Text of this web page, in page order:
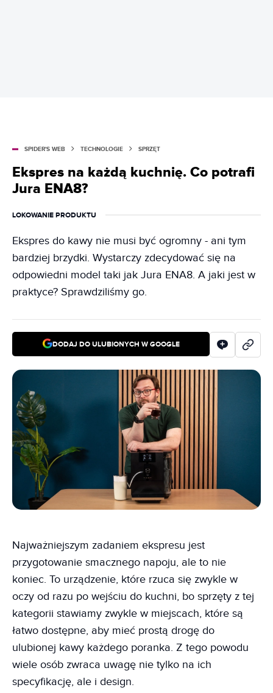
SPIDER'S WEB TECHNOLOGIE SPRZĘT
Ekspres na każdą kuchnię. Co potrafi
Jura ENA8?
LOKOWANIE PRODUKTU
Ekspres do kawy nie musi być ogromny - ani tym
bardziej brzydki. Wystarczy zdecydować się na
odpowiedni model taki jak Jura ENA8. A jaki jest w
praktyce? Sprawdziliśmy go.
DODAJ DO ULUBIONYCH W GOOGLE
Najważniejszym zadaniem ekspresu jest
przygotowanie smacznego napoju, ale to nie
koniec. To urządzenie, które rzuca się zwykle w
oczy od razu po wejściu do kuchni, bo sprzęty z tej
kategorii stawiamy zwykle w miejscach, które są
łatwo dostępne, aby mieć prostą drogę do
ulubionej kawy każdego poranka. Z tego powodu
wiele osób zwraca uwagę nie tylko na ich
specyfikację, ale i design.